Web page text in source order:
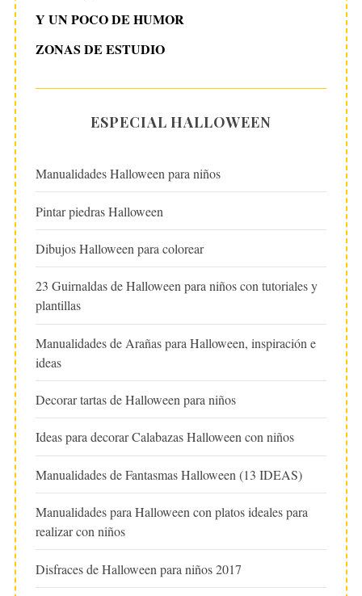
Y UN POCO DE HUMOR
ZONAS DE ESTUDIO
ESPECIAL HALLOWEEN
Manualidades Halloween para niños
Pintar piedras Halloween
Dibujos Halloween para colorear
23 Guirnaldas de Halloween para niños con tutoriales y
plantillas
Manualidades de Arañas para Halloween, inspiración e
ideas
Decorar tartas de Halloween para niños
Ideas para decorar Calabazas Halloween con niños
Manualidades de Fantasmas Halloween (13 IDEAS)
Manualidades para Halloween con platos ideales para
realizar con niños
Disfraces de Halloween para niños 2017